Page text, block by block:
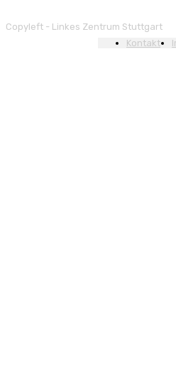
Copyleft - Linkes Zentrum Stuttgart
Kontakt